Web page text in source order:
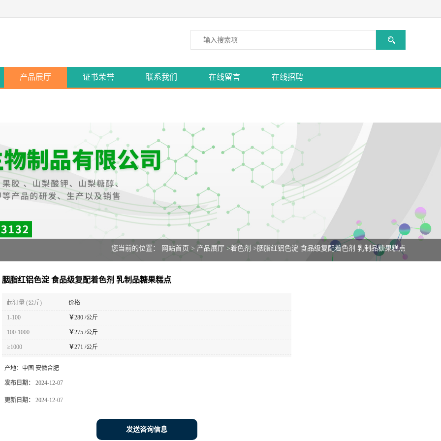
产品展厅 证书荣誉 联系我们 在线留言 在线招聘
您当前的位置： 网站首页 > 产品展厅 >着色剂 > 胭脂红铝色淀 食品级复配着色剂 乳制品糖果糕点
胭脂红铝色淀 食品级复配着色剂 乳制品糖果糕点
起订量 (公斤) 价格
1-100 ￥280 /公斤
100-1000 ￥275 /公斤
≥1000 ￥271 /公斤
产地： 中国 安徽合肥
发布日期： 2024-12-07
更新日期： 2024-12-07
发送咨询信息